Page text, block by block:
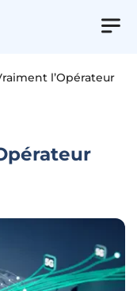
l’Opérateur